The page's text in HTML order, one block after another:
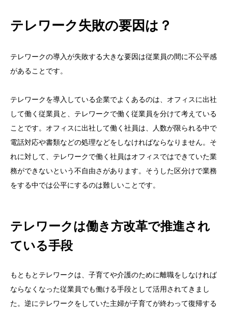
テレワーク失敗の要因は？
テレワークの導入が失敗する大きな要因は従業員の間に不公平感
があることです。
テレワークを導入している企業でよくあるのは、オフィスに出社
して働く従業員と、テレワークで働く従業員を分けて考えている
ことです。オフィスに出社して働く社員は、人数が限られる中で
電話対応や書類などの処理などをしなければならなりません。そ
れに対して、テレワークで働く社員はオフィスではできていた業
務ができないという不自由さがあります。そうした区分けで業務
をする中では公平にするのは難しいことです。
テレワークは働き方改革で推進され
ている手段
もともとテレワークは、子育てや介護のために離職をしなければ
ならなくなった従業員でも働ける手段として活用されてきまし
た。逆にテレワークをしていた主婦が子育てが終わって復帰する